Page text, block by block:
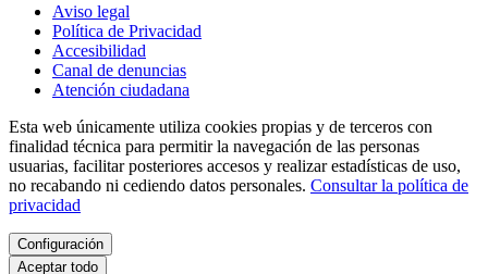
Aviso legal
Política de Privacidad
Accesibilidad
Canal de denuncias
Atención ciudadana
Esta web únicamente utiliza cookies propias y de terceros con
finalidad técnica para permitir la navegación de las personas
usuarias, facilitar posteriores accesos y realizar estadísticas de uso,
no recabando ni cediendo datos personales. Consultar la política de
privacidad
Configuración
Aceptar todo